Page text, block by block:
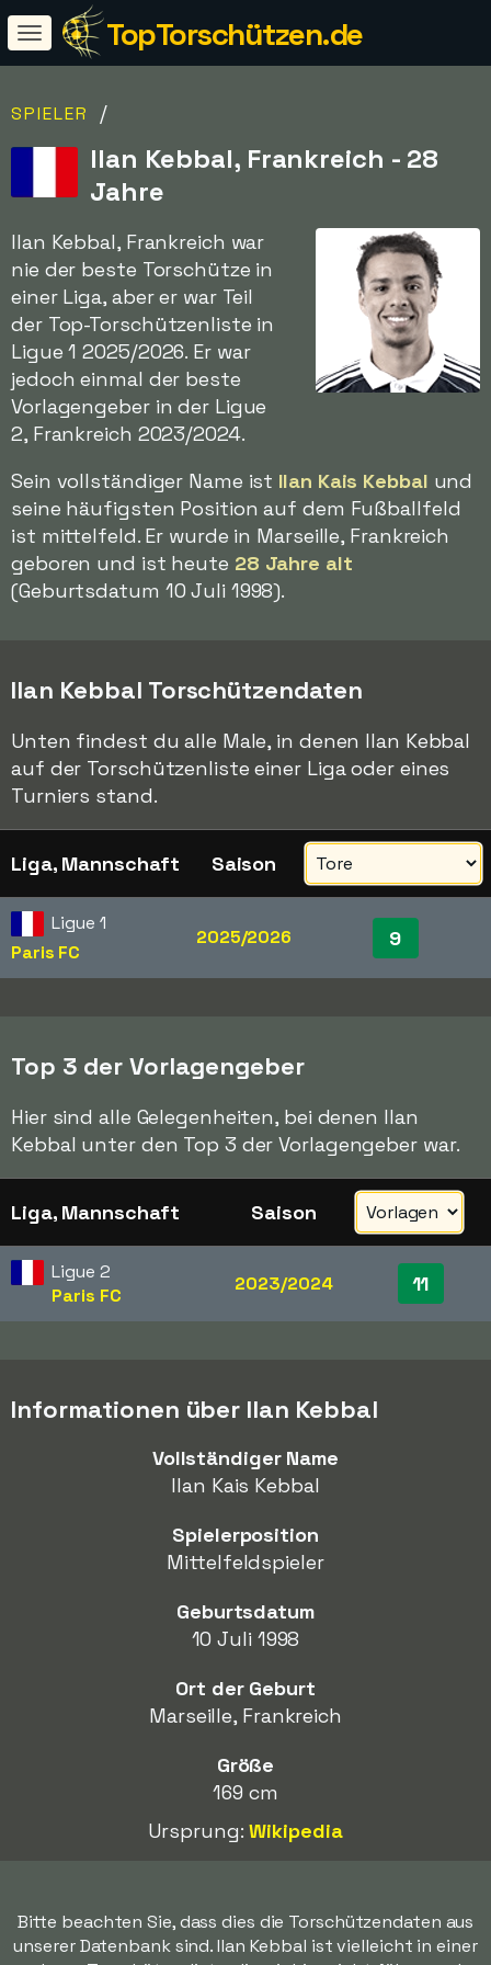
TopTorschützen.de
SPIELER /
Ilan Kebbal, Frankreich - 28
Jahre
Ilan Kebbal, Frankreich war
nie der beste Torschütze in
einer Liga, aber er war Teil
der Top-Torschützenliste in
Ligue 1 2025/2026. Er war
jedoch einmal der beste
Vorlagengeber in der Ligue
2, Frankreich 2023/2024.
Sein vollständiger Name ist Ilan Kais Kebbal und
seine häufigsten Position auf dem Fußballfeld
ist mittelfeld. Er wurde in Marseille, Frankreich
geboren und ist heute 28 Jahre alt
(Geburtsdatum 10 Juli 1998).
Ilan Kebbal Torschützendaten
Unten findest du alle Male, in denen Ilan Kebbal
auf der Torschützenliste einer Liga oder eines
Turniers stand.
Liga, Mannschaft Saison
Ligue 1
Paris FC
2025/2026 9
Top 3 der Vorlagengeber
Hier sind alle Gelegenheiten, bei denen Ilan
Kebbal unter den Top 3 der Vorlagengeber war.
Liga, Mannschaft Saison
Ligue 2
Paris FC
2023/2024 11
Informationen über Ilan Kebbal
Vollständiger Name
Ilan Kais Kebbal
Spielerposition
Mittelfeldspieler
Geburtsdatum
10 Juli 1998
Ort der Geburt
Marseille, Frankreich
Größe
169 cm
Ursprung:Wikipedia
Bitte beachten Sie, dass dies die Torschützendaten aus
unserer Datenbank sind. Ilan Kebbal ist vielleicht in einer